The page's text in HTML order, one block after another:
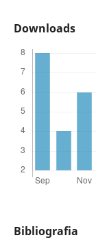
Downloads
Bibliografia